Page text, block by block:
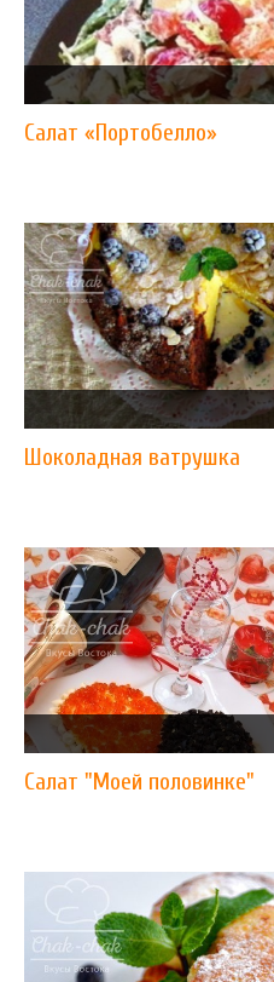
Салат «Портобелло»
Шоколадная ватрушка
Салат "Моей половинке"